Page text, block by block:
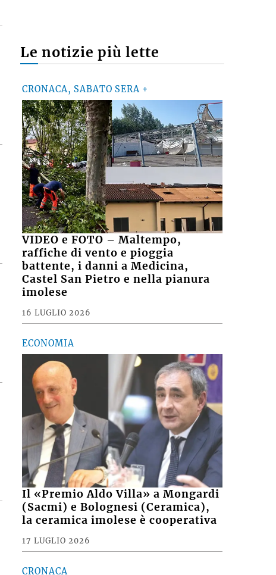
Le notizie più lette
CRONACA, SABATO SERA +
VIDEO e FOTO – Maltempo,
raffiche di vento e pioggia
battente, i danni a Medicina,
Castel San Pietro e nella pianura
imolese
16 LUGLIO 2026
ECONOMIA
Il «Premio Aldo Villa» a Mongardi
(Sacmi) e Bolognesi (Ceramica),
la ceramica imolese è cooperativa
17 LUGLIO 2026
CRONACA